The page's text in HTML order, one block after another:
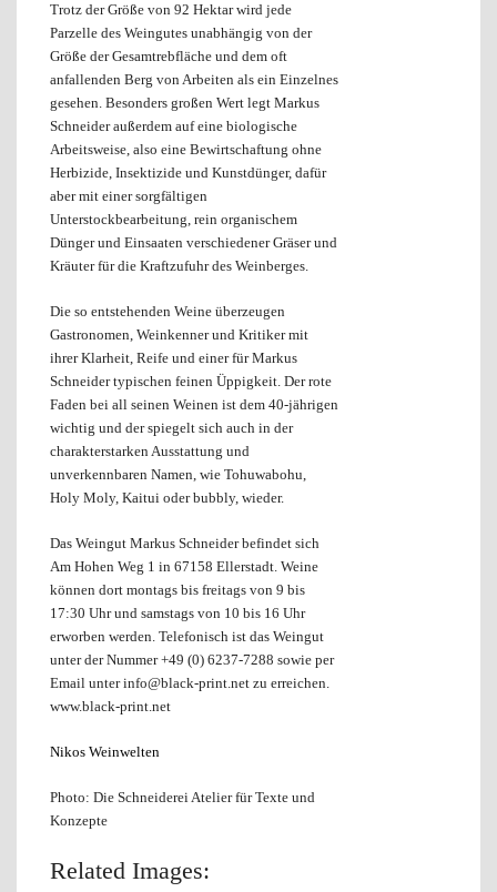
Trotz der Größe von 92 Hektar wird jede
Parzelle des Weingutes unabhängig von der
Größe der Gesamtrebfläche und dem oft
anfallenden Berg von Arbeiten als ein Einzelnes
gesehen. Besonders großen Wert legt Markus
Schneider außerdem auf eine biologische
Arbeitsweise, also eine Bewirtschaftung ohne
Herbizide, Insektizide und Kunstdünger, dafür
aber mit einer sorgfältigen
Unterstockbearbeitung, rein organischem
Dünger und Einsaaten verschiedener Gräser und
Kräuter für die Kraftzufuhr des Weinberges.
Die so entstehenden Weine überzeugen
Gastronomen, Weinkenner und Kritiker mit
ihrer Klarheit, Reife und einer für Markus
Schneider typischen feinen Üppigkeit. Der rote
Faden bei all seinen Weinen ist dem 40-jährigen
wichtig und der spiegelt sich auch in der
charakterstarken Ausstattung und
unverkennbaren Namen, wie Tohuwabohu,
Holy Moly, Kaitui oder bubbly, wieder.
Das Weingut Markus Schneider befindet sich
Am Hohen Weg 1 in 67158 Ellerstadt. Weine
können dort montags bis freitags von 9 bis
17:30 Uhr und samstags von 10 bis 16 Uhr
erworben werden. Telefonisch ist das Weingut
unter der Nummer +49 (0) 6237-7288 sowie per
Email unter info@black-print.net zu erreichen.
www.black-print.net
Nikos Weinwelten
Photo: Die Schneiderei Atelier für Texte und
Konzepte
Related Images: